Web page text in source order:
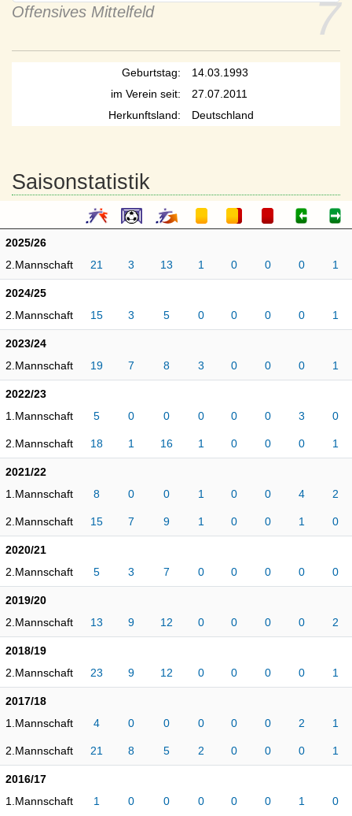
7
Offensives Mittelfeld
Geburtstag:
14.03.1993
im Verein seit:
27.07.2011
Herkunftsland:
Deutschland
Saisonstatistik
2025/26
2.Mannschaft
21 3 13 1 0 0 0 1
2024/25
2.Mannschaft
15 3 5 0 0 0 0 1
2023/24
2.Mannschaft
19 7 8 3 0 0 0 1
2022/23
1.Mannschaft
5 0 0 0 0 0 3 0
2.Mannschaft 18 1 16 1 0 0 0 1
2021/22
1.Mannschaft
8 0 0 1 0 0 4 2
2.Mannschaft 15 7 9 1 0 0 1 0
2020/21
2.Mannschaft
5 3 7 0 0 0 0 0
2019/20
2.Mannschaft
13 9 12 0 0 0 0 2
2018/19
2.Mannschaft
23 9 12 0 0 0 0 1
2017/18
1.Mannschaft
4 0 0 0 0 0 2 1
2.Mannschaft 21 8 5 2 0 0 0 1
2016/17
1.Mannschaft
1 0 0 0 0 0 1 0